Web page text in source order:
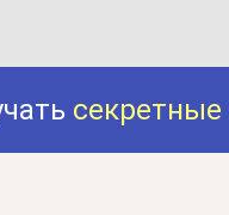
секретные